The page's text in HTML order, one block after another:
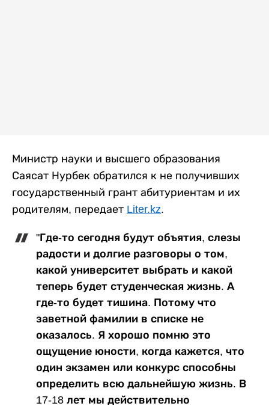
Министр науки и высшего образования
Саясат Нурбек обратился к не получивших
государственный грант абитуриентам и их
родителям, передает Liter.kz.
"Где-то сегодня будут объятия, слезы
радости и долгие разговоры о том,
какой университет выбрать и какой
теперь будет студенческая жизнь. А
где-то будет тишина. Потому что
заветной фамилии в списке не
оказалось. Я хорошо помню это
ощущение юности, когда кажется, что
один экзамен или конкурс способны
определить всю дальнейшую жизнь. В
17-18 лет мы действительно